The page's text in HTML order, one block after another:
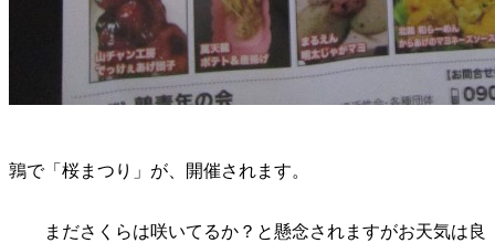
鶉で「桜まつり」が、開催されます。
まださくらは咲いてるか？と懸念されますがお天気は良